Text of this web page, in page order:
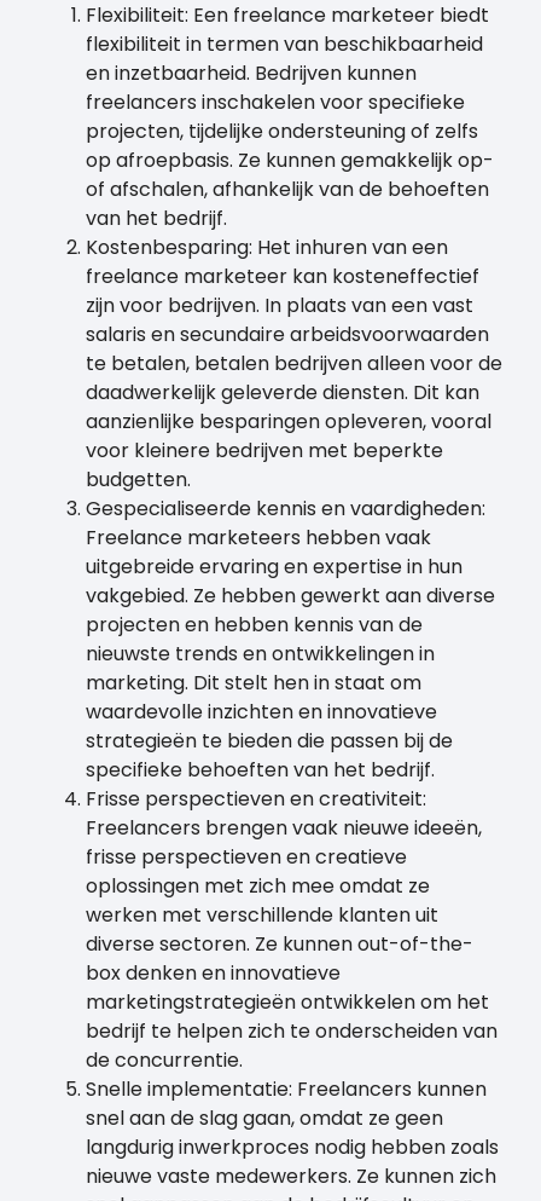
Flexibiliteit: Een freelance marketeer biedt
flexibiliteit in termen van beschikbaarheid
en inzetbaarheid. Bedrijven kunnen
freelancers inschakelen voor specifieke
projecten, tijdelijke ondersteuning of zelfs
op afroepbasis. Ze kunnen gemakkelijk op-
of afschalen, afhankelijk van de behoeften
van het bedrijf.
Kostenbesparing: Het inhuren van een
freelance marketeer kan kosteneffectief
zijn voor bedrijven. In plaats van een vast
salaris en secundaire arbeidsvoorwaarden
te betalen, betalen bedrijven alleen voor de
daadwerkelijk geleverde diensten. Dit kan
aanzienlijke besparingen opleveren, vooral
voor kleinere bedrijven met beperkte
budgetten.
Gespecialiseerde kennis en vaardigheden:
Freelance marketeers hebben vaak
uitgebreide ervaring en expertise in hun
vakgebied. Ze hebben gewerkt aan diverse
projecten en hebben kennis van de
nieuwste trends en ontwikkelingen in
marketing. Dit stelt hen in staat om
waardevolle inzichten en innovatieve
strategieën te bieden die passen bij de
specifieke behoeften van het bedrijf.
Frisse perspectieven en creativiteit:
Freelancers brengen vaak nieuwe ideeën,
frisse perspectieven en creatieve
oplossingen met zich mee omdat ze
werken met verschillende klanten uit
diverse sectoren. Ze kunnen out-of-the-
box denken en innovatieve
marketingstrategieën ontwikkelen om het
bedrijf te helpen zich te onderscheiden van
de concurrentie.
Snelle implementatie: Freelancers kunnen
snel aan de slag gaan, omdat ze geen
langdurig inwerkproces nodig hebben zoals
nieuwe vaste medewerkers. Ze kunnen zich